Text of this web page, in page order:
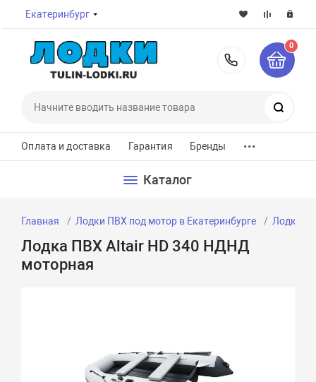
Екатеринбург
8-800-
0
Оплата и доставка Гарантия Бренды ...
Каталог
Главная Лодки ПВХ под мотор в Екатеринбурге Лодки
Лодка ПВХ Altair HD 340 НДНД
моторная